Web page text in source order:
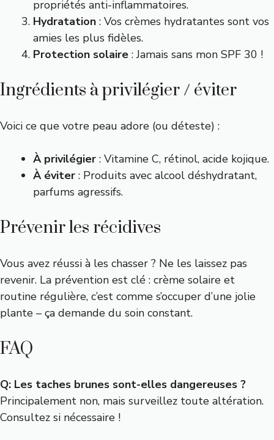
propriétés anti-inflammatoires.
Hydratation : Vos crèmes hydratantes sont vos
amies les plus fidèles.
Protection solaire : Jamais sans mon SPF 30 !
Ingrédients à privilégier / éviter
Voici ce que votre peau adore (ou déteste) :
À privilégier : Vitamine C, rétinol, acide kojique.
À éviter : Produits avec alcool déshydratant,
parfums agressifs.
Prévenir les récidives
Vous avez réussi à les chasser ? Ne les laissez pas
revenir. La prévention est clé : crème solaire et
routine régulière, c’est comme s’occuper d’une jolie
plante – ça demande du soin constant.
FAQ
Q: Les taches brunes sont-elles dangereuses ?
Principalement non, mais surveillez toute altération.
Consultez si nécessaire !